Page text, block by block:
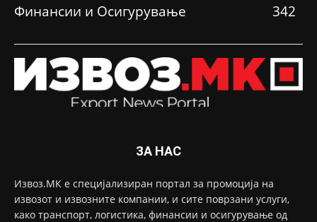
Финансии и Осигурување
342
ЗА НАС
Извоз.МК е специјализиран портал за промоција на
извозот и извозните компании, и сите поврзани услуги,
како транспорт, логистика, финансии и осигурување од